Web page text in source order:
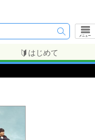
メニュー
はじめて